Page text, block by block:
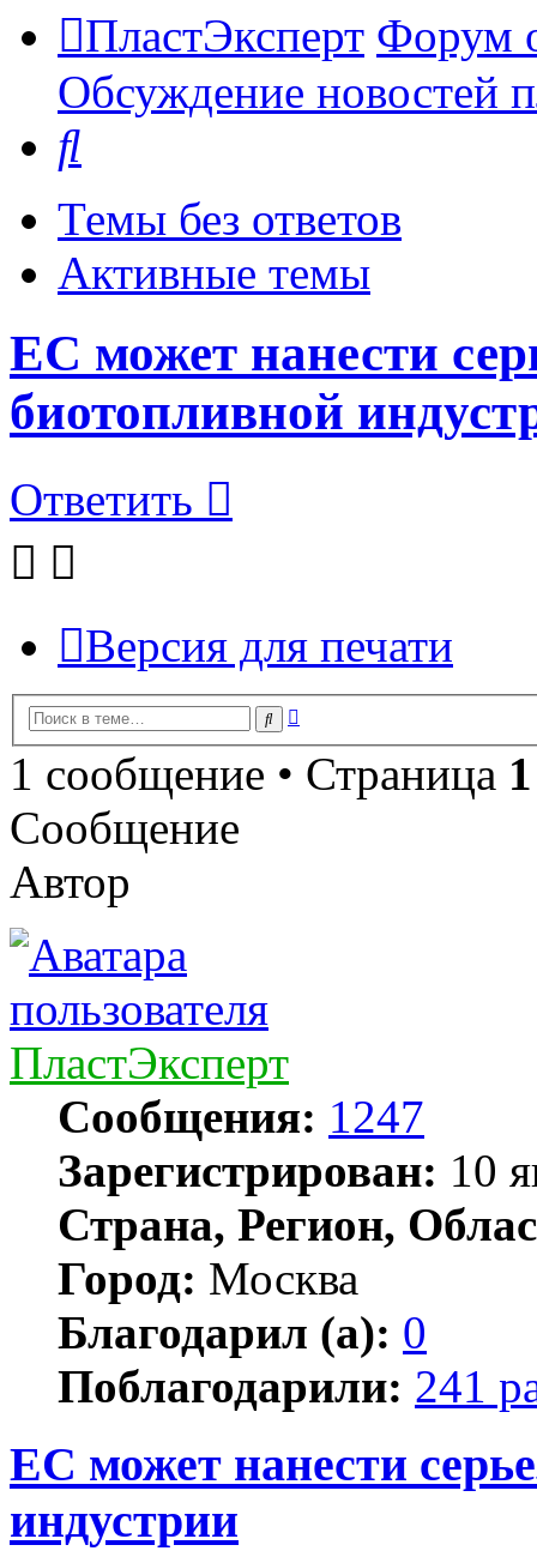
ПластЭксперт Форум
Обсуждение новостей
Темы без ответов
Активные темы
ЕС может нанести
биотопливной
Ответить
Версия для печати
Поиск
1 сообщение • Страница 1
Сообщение
Автор
ПластЭксперт
Сообщения: 1247
Зарегистрирован: 10
Страна, Регион,
Город: Москва
Благодарил (а): 0
Поблагодарили: 241
ЕС может нанести
индустрии